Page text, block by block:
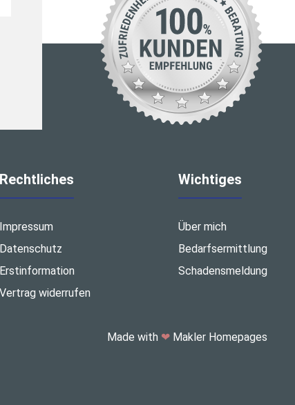
Rechtliches
Impressum
Datenschutz
Erstinformation
Vertrag widerrufen
Wichtiges
Über mich
Bedarfsermittlung
Schadensmeldung
Made with ❤Makler Homepages